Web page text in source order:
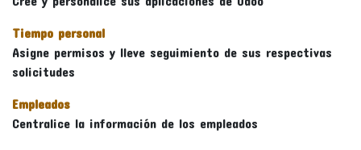
Tiempo personal
Asigne permisos y lleve seguimiento de sus respectivas
solicitudes
Empleados
Centralice la información de los empleados